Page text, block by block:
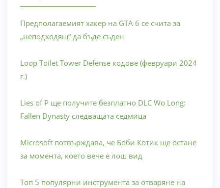
Предполагаемият хакер на GTA 6 се счита за
„неподходящ“ да бъде съден
Loop Toilet Tower Defense кодове (февруари 2024
г.)
Lies of P ще получите безплатно DLC Wo Long:
Fallen Dynasty следващата седмица
Microsoft потвърждава, че Боби Котик ще остане
за момента, което вече е лош вид
Топ 5 популярни инструмента за отваряне на